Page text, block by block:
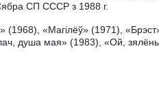
СП СССР з 1988 г.
«Магілёў» (1971), «Брэст»
душа мая» (1983), «Ой,